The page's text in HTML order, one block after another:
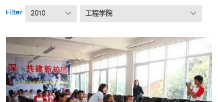
Filter 2010 工程学院